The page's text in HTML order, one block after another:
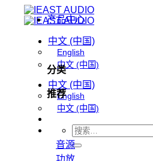
中文 (中国)
English
中文 (中国)
中文 (中国)
English
中文 (中国)
搜
索：
产品中心
分类
推荐
音源
功放